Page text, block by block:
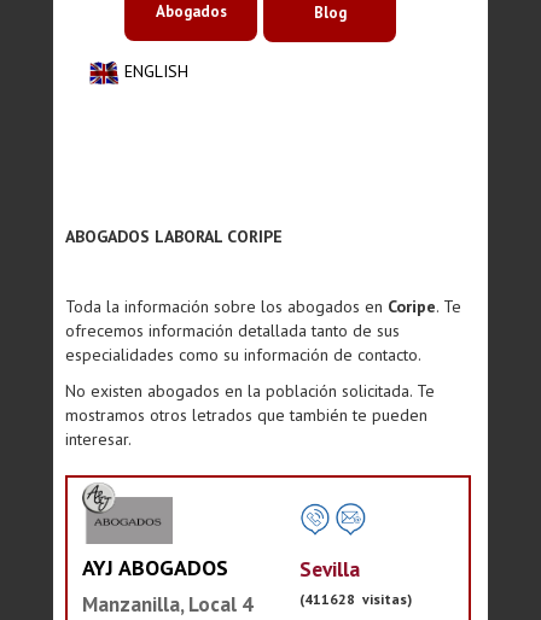
ENGLISH
Abogados Blog
ABOGADOS LABORAL CORIPE
Toda la información sobre los abogados en Coripe. Te
ofrecemos información detallada tanto de sus
especialidades como su información de contacto.
No existen abogados en la población solicitada. Te
mostramos otros letrados que también te pueden
interesar.
AYJ ABOGADOS
Manzanilla, Local 4
Sevilla
(411628 visitas)